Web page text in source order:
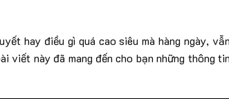
hay điều gì quá cao siêu mà hàng ngày, vẫn
viết này đã mang đến cho bạn những thông tin